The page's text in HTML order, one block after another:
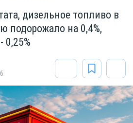
дизельное топливо в
подорожало на 0,4%,
0,25%